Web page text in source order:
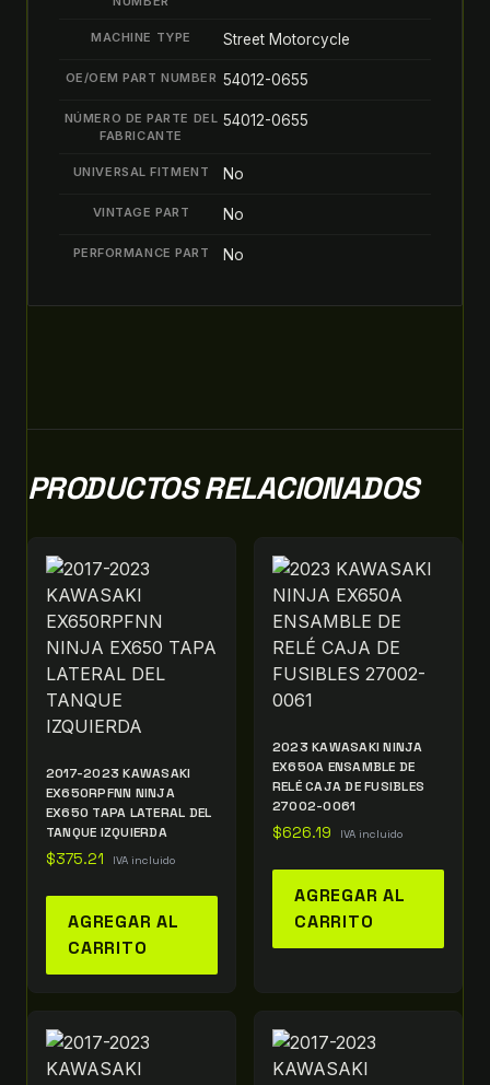
MACHINE TYPE Street Motorcycle
OE/OEM PART NUMBER 54012-0655
NÚMERO DE PARTE DEL
FABRICANTE
54012-0655
UNIVERSAL FITMENT No
VINTAGE PART No
PERFORMANCE PART No
PRODUCTOS RELACIONADOS
2017-2023 KAWASAKI
EX650RPFNN NINJA
EX650 TAPA LATERAL DEL
TANQUE IZQUIERDA
$375.21 IVA incluido
AGREGAR AL
CARRITO
2023 KAWASAKI NINJA
EX650A ENSAMBLE DE
RELÉ CAJA DE FUSIBLES
27002-0061
$626.19 IVA incluido
AGREGAR AL
CARRITO